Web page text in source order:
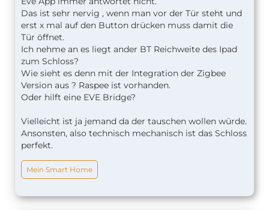
Das ist sehr nervig , wenn man vor der Tür steht und
erst x mal auf den Button drücken muss damit die
Tür öffnet.
Ich nehme an es liegt ander BT Reichweite des Ipad
zum Schloss?
Wie sieht es denn mit der Integration der Zigbee
Version aus ? Raspee ist vorhanden.
Oder hilft eine EVE Bridge?
Vielleicht ist ja jemand da der tauschen wollen würde.
Ansonsten, also technisch mechanisch ist das Schloss
perfekt.
Mein Smart Home